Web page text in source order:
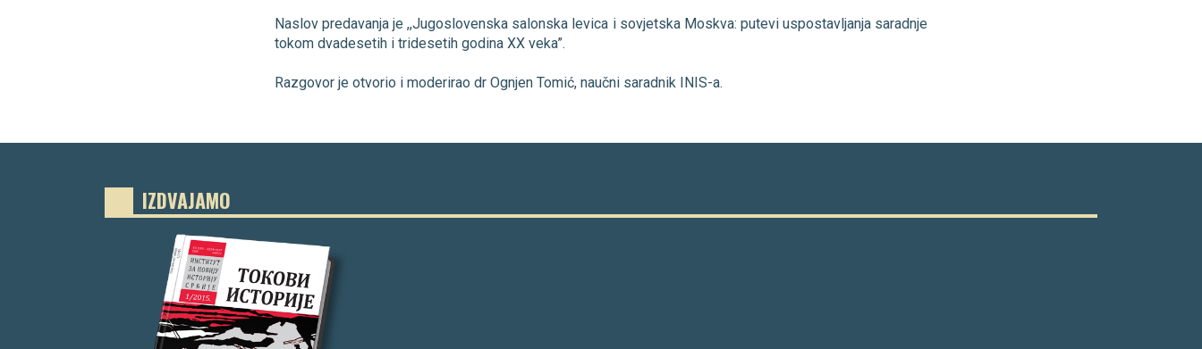
Naslov predavanja je ,,Jugoslovenska salonska levica i sovjetska Moskva: putevi uspostavljanja saradnje
tokom dvadesetih i tridesetih godina XX veka”.
Razgovor je otvorio i moderirao dr Ognjen Tomić, naučni saradnik INIS-a.
IZDVAJAMO